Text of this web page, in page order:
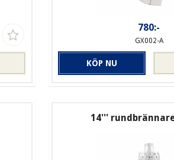
780:-
GX002-A
KÖP NU
14'''